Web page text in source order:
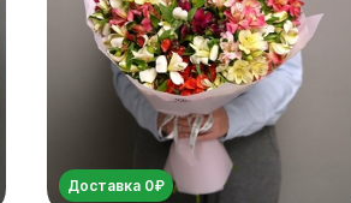
Доставка 0₽